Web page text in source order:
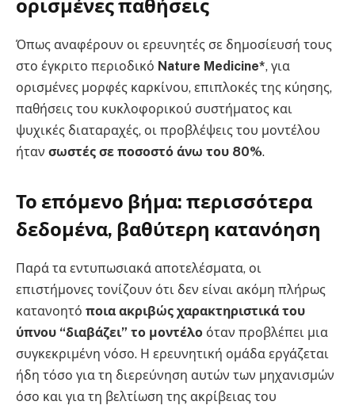
ορισμένες παθήσεις
Όπως αναφέρουν οι ερευνητές σε δημοσίευσή τους
στο έγκριτο περιοδικό Nature Medicine*, για
ορισμένες μορφές καρκίνου, επιπλοκές της κύησης,
παθήσεις του κυκλοφορικού συστήματος και
ψυχικές διαταραχές, οι προβλέψεις του μοντέλου
ήταν σωστές σε ποσοστό άνω του 80%.
Το επόμενο βήμα: περισσότερα
δεδομένα, βαθύτερη κατανόηση
Παρά τα εντυπωσιακά αποτελέσματα, οι
επιστήμονες τονίζουν ότι δεν είναι ακόμη πλήρως
κατανοητό ποια ακριβώς χαρακτηριστικά του
ύπνου “διαβάζει” το μοντέλο όταν προβλέπει μια
συγκεκριμένη νόσο. Η ερευνητική ομάδα εργάζεται
ήδη τόσο για τη διερεύνηση αυτών των μηχανισμών
όσο και για τη βελτίωση της ακρίβειας του